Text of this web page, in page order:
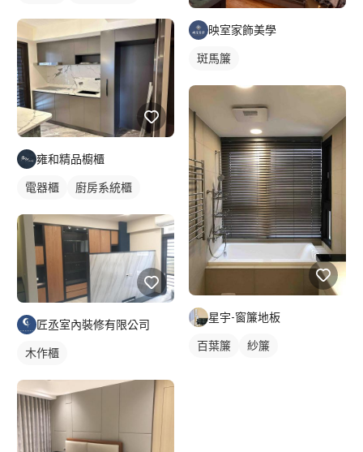
雍和精品櫥櫃
電器櫃 廚房系統櫃
匠丞室內裝修有限公司
木作櫃
映室家飾美學
斑馬簾
星宇-窗簾地板
百葉簾 紗簾